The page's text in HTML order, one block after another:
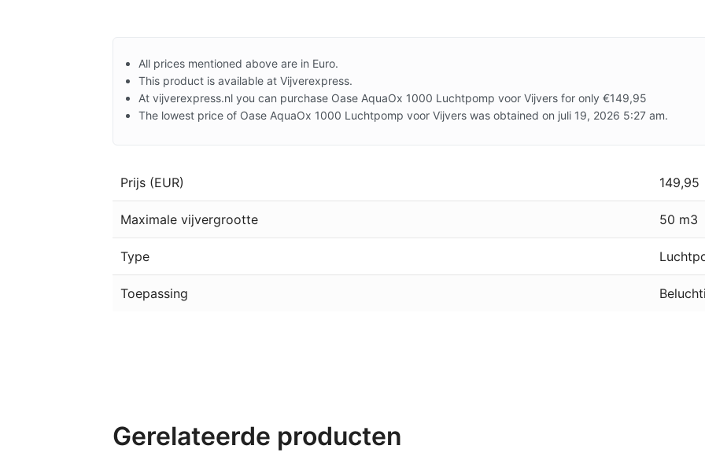
All prices mentioned above are in Euro.
This product is available at Vijverexpress.
At vijverexpress.nl you can purchase Oase AquaOx 1000 Luchtpomp voor Vijvers for only €149,95
The lowest price of Oase AquaOx 1000 Luchtpomp voor Vijvers was obtained on juli 19, 2026 5:27 am.
Prijs (EUR) 149,95
Maximale vijvergrootte 50 m3
Type
Toepassing
Gerelateerde producten